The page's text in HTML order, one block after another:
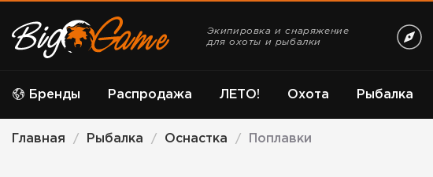
Экипировка и снаряжение
для охоты и рыбалки
Бренды ЛЕТО! Охота Рыбалка
Распродажа
Главная / Рыбалка / Оснастка / Поплавки